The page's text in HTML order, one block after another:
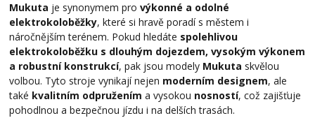
Mukuta je synonymem provýkonné a odolné
elektrokoloběžky, které si hravě poradí s městem i
náročnějším terénem. Pokud hledáte spolehlivou
elektrokoloběžku s dlouhým dojezdem, vysokým výkonem
a robustní konstrukcí, pak jsou modely Mukuta skvělou
volbou. Tyto stroje vynikají nejen moderním designem, ale
také kvalitním odpružením a vysokou nosností, což zajišťuje
pohodlnou a bezpečnou jízdu i na delších trasách.